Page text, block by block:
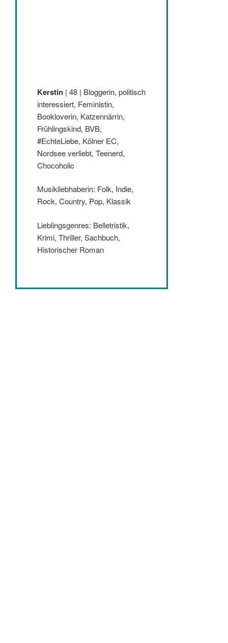
Kerstin | 48 | Bloggerin, politisch
interessiert, Feministin,
Bookloverin, Katzennärrin,
Frühlingskind, BVB,
#EchteLiebe, Kölner EC,
Nordsee verliebt, Teenerd,
Chocoholic
Musikliebhaberin: Folk, Indie,
Rock, Country, Pop, Klassik
Lieblingsgenres: Belletristik,
Krimi, Thriller, Sachbuch,
Historischer Roman